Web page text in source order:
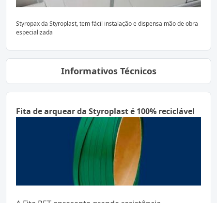
Styropax da Styroplast, tem fácil instalação e dispensa mão de obra
especializada
Informativos Técnicos
Fita de arquear da Styroplast é 100% reciclável